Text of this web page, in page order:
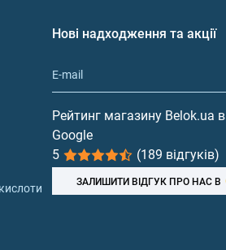
Нові надходження та акції
Рейтинг магазину Belok.ua в
Google
5
(189 відгуків)
ЗАЛИШИТИ ВІДГУК ПРО НАС В